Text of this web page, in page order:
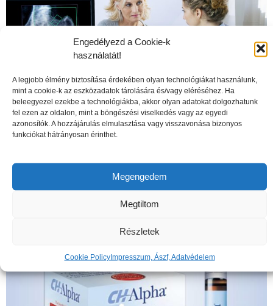
Engedélyezd a Cookie-k
használatát!
A legjobb élmény biztosítása érdekében olyan technológiákat használunk,
mint a cookie-k az eszközadatok tárolására és/vagy eléréséhez. Ha
beleegyezel ezekbe a technológiákba, akkor olyan adatokat dolgozhatunk
fel ezen az oldalon, mint a böngészési viselkedés vagy az egyedi
azonosítók. A hozzájárulás elmulasztása vagy visszavonása bizonyos
funkciókat hátrányosan érinthet.
Megengedem
Megtiltom
Részletek
Cookie PolicyImpresszum, Ászf, Adatvédelem